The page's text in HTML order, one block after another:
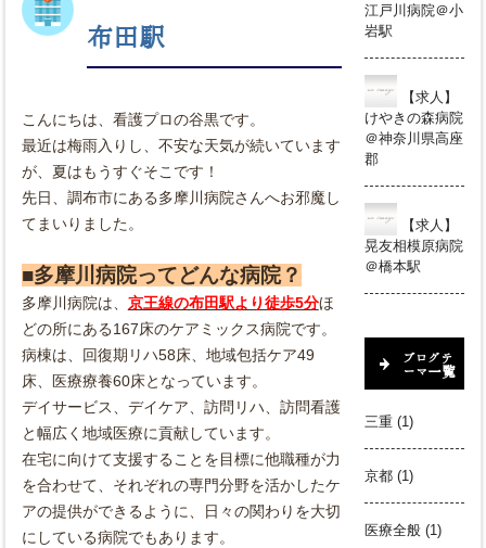
布田駅
こんにちは、看護プロの谷黒です。
最近は梅雨入りし、不安な天気が続いています
が、夏はもうすぐそこです！
先日、調布市にある多摩川病院さんへお邪魔し
てまいりました。
■多摩川病院ってどんな病院？
多摩川病院は、 京王線の布田駅より徒歩5分ほ
どの所にある167床のケアミックス病院です。
病棟は、回復期リハ58床、地域包括ケア49
床、医療療養60床となっています。
デイサービス、デイケア、訪問リハ、訪問看護
と幅広く地域医療に貢献しています。
在宅に向けて支援することを目標に他職種が力
を合わせて、それぞれの専門分野を活かしたケ
アの提供ができるように、日々の関わりを大切
にしている病院でもあります。
江戸川病院＠小
岩駅
【求人】
けやきの森病院
＠神奈川県高座
郡
【求人】
晃友相模原病院
＠橋本駅
ブログテ
ーマ一覧
三重(1)
京都(1)
医療全般(1)